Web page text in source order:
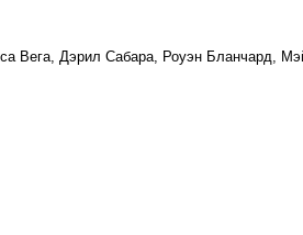
Вега, Дэрил Сабара, Роуэн Бланчард,